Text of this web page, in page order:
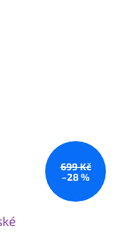
699 Kč
–28 %